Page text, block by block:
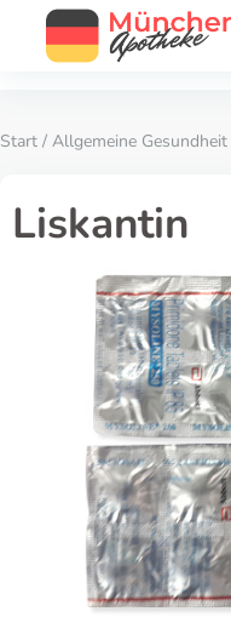
Start / Allgemeine Gesundheit
Liskantin